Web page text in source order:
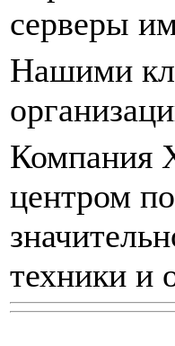
серверы
Нашими
Компания
центром
техники и